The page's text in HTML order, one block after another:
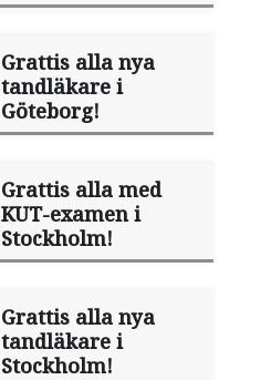
Grattis alla nya
tandläkare i
Göteborg!
Grattis alla med
KUT-examen i
Stockholm!
Grattis alla nya
tandläkare i
Stockholm!